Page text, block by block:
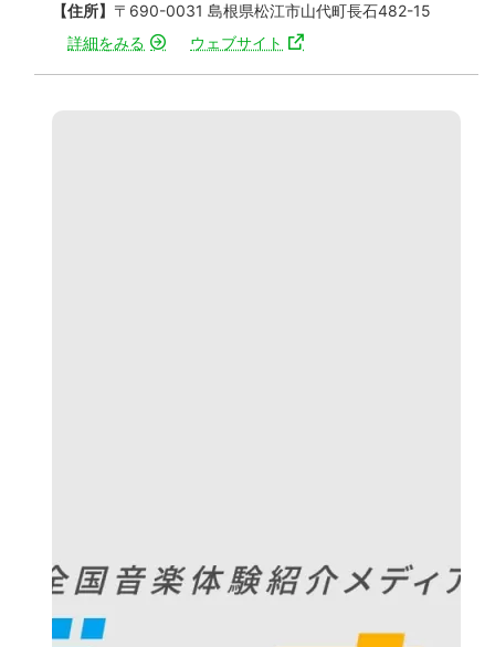
【住所】 〒690-0031 島根県松江市山代町長石482-15
詳細をみる
ウェブサイト